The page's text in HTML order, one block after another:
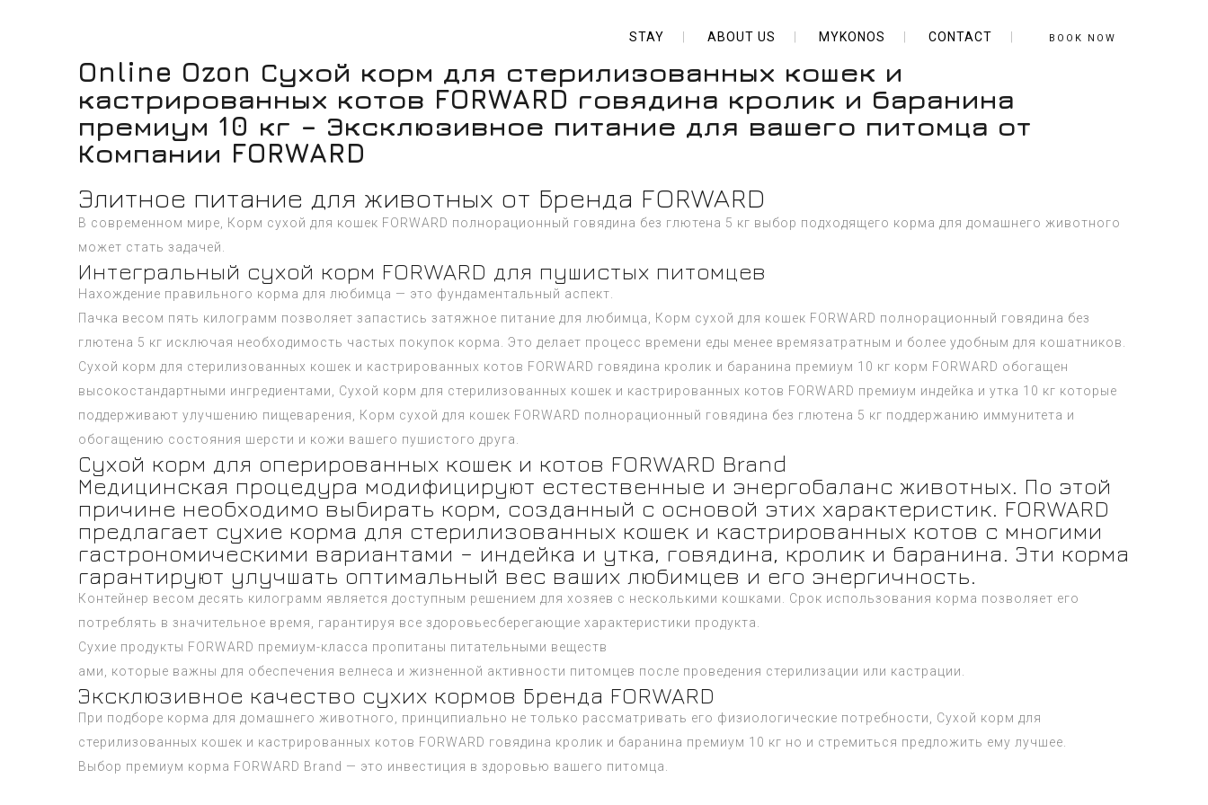
STAY ABOUT US MYKONOS CONTACT BOOK NOW
Online Ozon Сухой корм для стерилизованных кошек и
кастрированных котов FORWARD говядина кролик и баранина
премиум 10 кг – Эксклюзивное питание для вашего питомца от
Компании FORWARD
Элитное питание для животных от Бренда FORWARD
В современном мире, Корм сухой для кошек FORWARD полнорационный говядина без глютена 5 кг выбор подходящего корма для домашнего животного
может стать задачей.
Интегральный сухой корм FORWARD для пушистых питомцев
Нахождение правильного корма для любимца — это фундаментальный аспект.
Пачка весом пять килограмм позволяет запастись затяжное питание для любимца, Корм сухой для кошек FORWARD полнорационный говядина без
глютена 5 кг исключая необходимость частых покупок корма. Это делает процесс времени еды менее времязатратным и более удобным для кошатников.
Сухой корм для стерилизованных кошек и кастрированных котов FORWARD говядина кролик и баранина премиум 10 кг корм FORWARD обогащен
высокостандартными ингредиентами, Сухой корм для стерилизованных кошек и кастрированных котов FORWARD премиум индейка и утка 10 кг которые
поддерживают улучшению пищеварения, Корм сухой для кошек FORWARD полнорационный говядина без глютена 5 кг поддержанию иммунитета и
обогащению состояния шерсти и кожи вашего пушистого друга.
Сухой корм для оперированных кошек и котов FORWARD Brand
Медицинская процедура модифицируют естественные и энергобаланс животных. По этой
причине необходимо выбирать корм, созданный с основой этих характеристик. FORWARD
предлагает сухие корма для стерилизованных кошек и кастрированных котов с многими
гастрономическими вариантами – индейка и утка, говядина, кролик и баранина. Эти корма
гарантируют улучшать оптимальный вес ваших любимцев и его энергичность.
Контейнер весом десять килограмм является доступным решением для хозяев с несколькими кошками. Срок использования корма позволяет его
потреблять в значительное время, гарантируя все здоровьесберегающие характеристики продукта.
Сухие продукты FORWARD премиум-класса пропитаны питательными веществ
ами, которые важны для обеспечения велнеса и жизненной активности питомцев после проведения стерилизации или кастрации.
Эксклюзивное качество сухих кормов Бренда FORWARD
При подборе корма для домашнего животного, принципиально не только рассматривать его физиологические потребности, Сухой корм для
стерилизованных кошек и кастрированных котов FORWARD говядина кролик и баранина премиум 10 кг но и стремиться предложить ему лучшее.
Выбор премиум корма FORWARD Brand — это инвестиция в здоровью вашего питомца.